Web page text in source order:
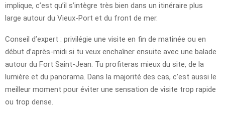
implique, c’est qu’il s’intègre très bien dans un itinéraire plus
large autour du Vieux-Port et du front de mer.
Conseil d’expert : privilégie une visite en fin de matinée ou en
début d’après-midi si tu veux enchaîner ensuite avec une balade
autour du Fort Saint-Jean. Tu profiteras mieux du site, de la
lumière et du panorama. Dans la majorité des cas, c’est aussi le
meilleur moment pour éviter une sensation de visite trop rapide
ou trop dense.